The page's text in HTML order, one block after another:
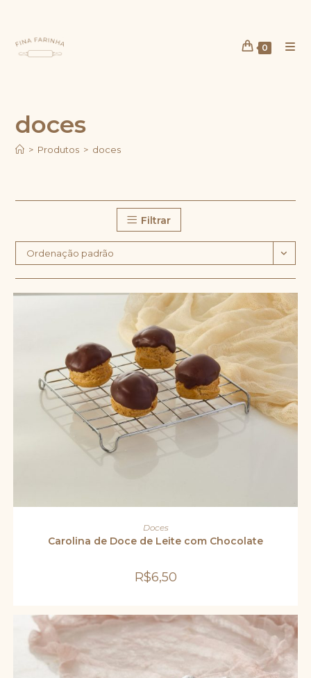
conteúdo
0
doces
> Produtos > doces
Filtrar
Ordenação padrão
Doces
Carolina de Doce de Leite com Chocolate
R$6,50